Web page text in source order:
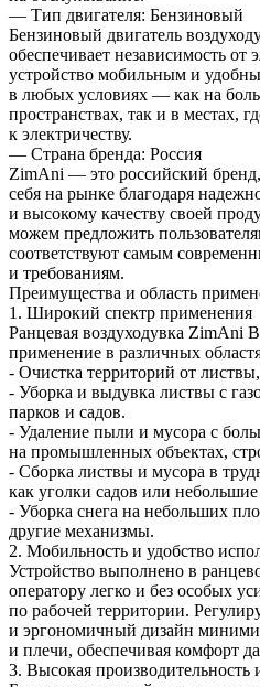
— Тип двигателя: Бензиновый
Бензиновый двигатель
обеспечивает независимость от
устройство мобильным и
в любых условиях — как на
пространствах, так и в местах,
к электричеству.
— Страна бренда: Россия
ZimAni — это российский
себя на рынке благодаря
и высокому качеству своей
можем предложить
соответствуют самым
и требованиям.
Преимущества и область
1. Широкий спектр применения
Ранцевая воздуходувка ZimAni
применение в различных
- Очистка территорий от
- Уборка и выдувка листвы с
парков и садов.
- Удаление пыли и мусора с
на промышленных объектах,
- Сборка листвы и мусора в
как уголки садов или небольшие
- Уборка снега на небольших
другие механизмы.
2. Мобильность и удобство
Устройство выполнено в
оператору легко и без особых
по рабочей территории.
и эргономичный дизайн
и плечи, обеспечивая комфорт
3. Высокая производительность